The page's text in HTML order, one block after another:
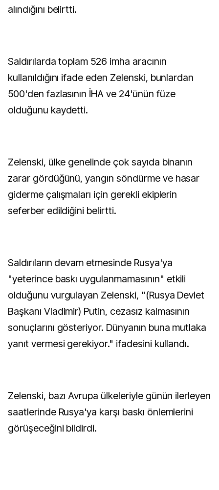
alındığını belirtti.
Saldırılarda toplam 526 imha aracının
kullanıldığını ifade eden Zelenski, bunlardan
500'den fazlasının İHA ve 24'ünün füze
olduğunu kaydetti.
Zelenski, ülke genelinde çok sayıda binanın
zarar gördüğünü, yangın söndürme ve hasar
giderme çalışmaları için gerekli ekiplerin
seferber edildiğini belirtti.
Saldırıların devam etmesinde Rusya'ya
"yeterince baskı uygulanmamasının" etkili
olduğunu vurgulayan Zelenski, "(Rusya Devlet
Başkanı Vladimir) Putin, cezasız kalmasının
sonuçlarını gösteriyor. Dünyanın buna mutlaka
yanıt vermesi gerekiyor." ifadesini kullandı.
Zelenski, bazı Avrupa ülkeleriyle günün ilerleyen
saatlerinde Rusya'ya karşı baskı önlemlerini
görüşeceğini bildirdi.